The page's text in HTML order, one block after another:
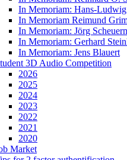
In Memoriam: Hans-
In Memoriam Reimund
In Memoriam: Jörg
In Memoriam: Gerhard
In Memoriam: Jens Blauert
3D Audio Competition
2026
2025
2024
2023
2022
2021
2020
Market